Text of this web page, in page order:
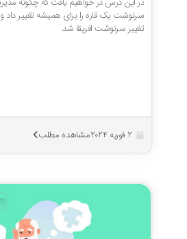
سرنوشت یک قاره را برای همیشه تغییر داد و
تغییر سرنوشت افریقا شد.
مشاهده مطلب